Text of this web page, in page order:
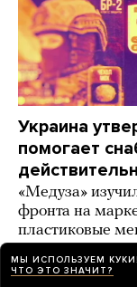
Украина
помогает
«Медуза»
фронта на
пластиковые
ИСТОРИИ 6 дней
МЫ ИСПОЛЬЗУЕМ КУКИ!
ЧТО ЭТО ЗНАЧИТ?